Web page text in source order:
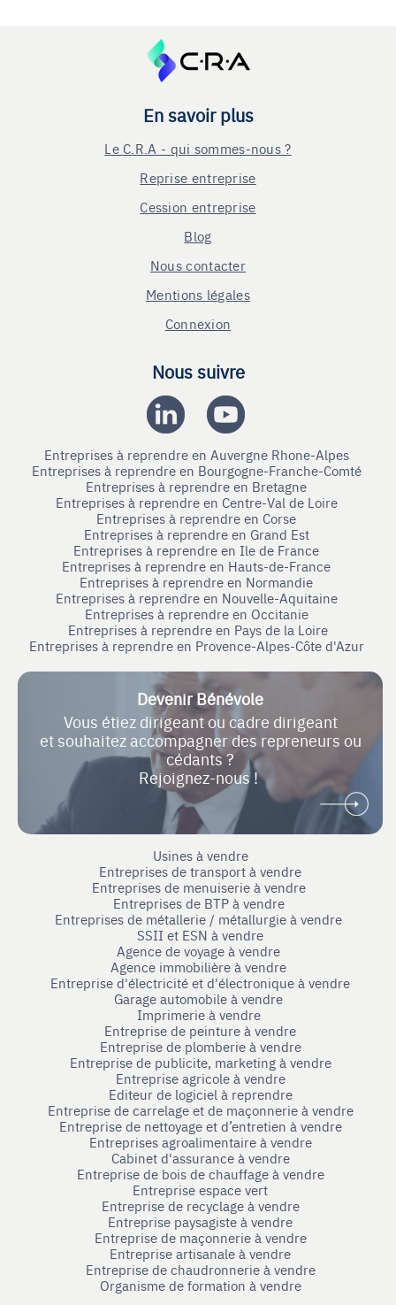
En savoir plus
Le C.R.A - qui sommes-nous ?
Reprise entreprise
Cession entreprise
Blog
Nous contacter
Mentions légales
Connexion
Nous suivre
Entreprises à reprendre en Auvergne Rhone-Alpes
Entreprises à reprendre en Bourgogne-Franche-Comté
Entreprises à reprendre en Bretagne
Entreprises à reprendre en Centre-Val de Loire
Entreprises à reprendre en Corse
Entreprises à reprendre en Grand Est
Entreprises à reprendre en Ile de France
Entreprises à reprendre en Hauts-de-France
Entreprises à reprendre en Normandie
Entreprises à reprendre en Nouvelle-Aquitaine
Entreprises à reprendre en Occitanie
Entreprises à reprendre en Pays de la Loire
Entreprises à reprendre en Provence-Alpes-Côte d'Azur
Devenir Bénévole
Vous étiez dirigeant ou cadre dirigeant
et souhaitez accompagner des repreneurs ou
cédants ?
Rejoignez-nous !
Usines à vendre
Entreprises de transport à vendre
Entreprises de menuiserie à vendre
Entreprises de BTP à vendre
Entreprises de métallerie / métallurgie à vendre
SSII et ESN à vendre
Agence de voyage à vendre
Agence immobilière à vendre
Entreprise d'électricité et d'électronique à vendre
Garage automobile à vendre
Imprimerie à vendre
Entreprise de peinture à vendre
Entreprise de plomberie à vendre
Entreprise de publicite, marketing à vendre
Entreprise agricole à vendre
Editeur de logiciel à reprendre
Entreprise de carrelage et de maçonnerie à vendre
Entreprise de nettoyage et d’entretien à vendre
Entreprises agroalimentaire à vendre
Cabinet d'assurance à vendre
Entreprise de bois de chauffage à vendre
Entreprise espace vert
Entreprise de recyclage à vendre
Entreprise paysagiste à vendre
Entreprise de maçonnerie à vendre
Entreprise artisanale à vendre
Entreprise de chaudronnerie à vendre
Organisme de formation à vendre